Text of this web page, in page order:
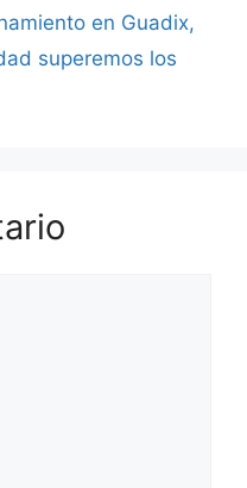
en Guadix,
superemos los